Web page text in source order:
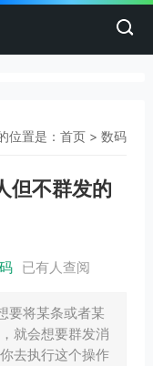
位置是：首页 >数码
但不群发的
已有人查阅
要将某条或者某
就会想要群发消
去执行这个操作